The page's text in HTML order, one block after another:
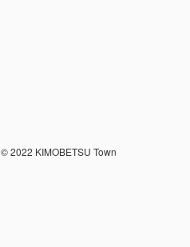
© 2022 KIMOBETSU Town